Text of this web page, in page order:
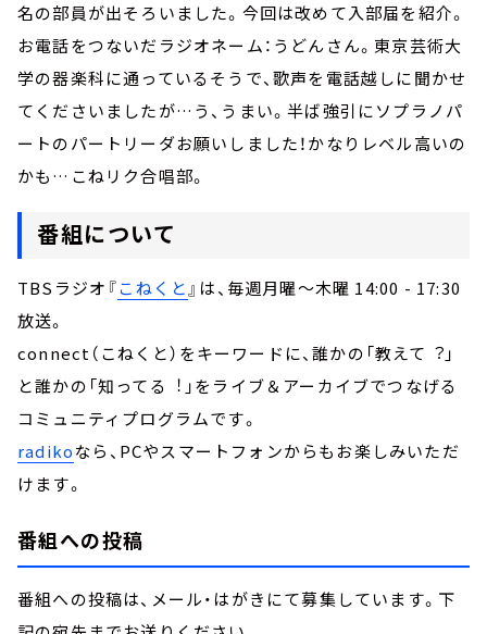
名の部員が出そろいました。今回は改めて入部届を紹介。
お電話をつないだラジオネーム：うどんさん。東京芸術大
学の器楽科に通っているそうで、歌声を電話越しに聞かせ
てくださいましたが…う、うまい。半ば強引にソプラノパ
ートのパートリーダお願いしました！かなりレベル高いの
かも…こねリク合唱部。
番組について
TBSラジオ『こねくと』は、毎週月曜～木曜 14:00 - 17:30
放送。
connect（こねくと）をキーワードに、誰かの「教えて︖」
と誰かの「知ってる︕」をライブ＆アーカイブでつなげる
コミュニティプログラムです。
radikoなら、PCやスマートフォンからもお楽しみいただ
けます。
番組への投稿
番組への投稿は、メール・はがきにて募集しています。下